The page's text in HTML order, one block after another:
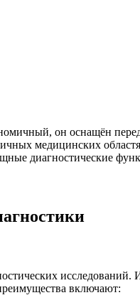
он оснащён
медицинских
диагностические
включают: